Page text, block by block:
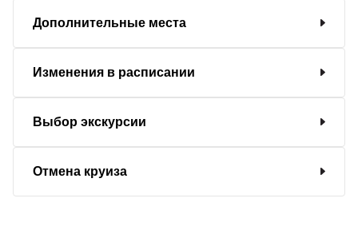
Дополнительные места
Изменения в расписании
Выбор экскурсии
Отмена круиза